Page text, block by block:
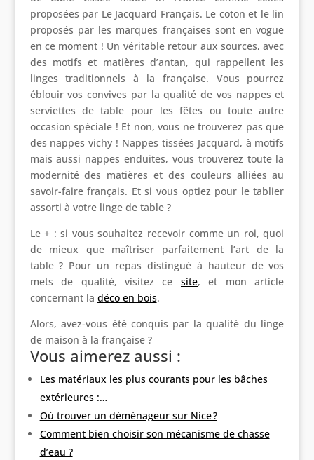
proposées par Le Jacquard Français. Le coton et le lin
proposés par les marques françaises sont en vogue
en ce moment ! Un véritable retour aux sources, avec
des motifs et matières d’antan, qui rappellent les
linges traditionnels à la française. Vous pourrez
éblouir vos convives par la qualité de vos nappes et
serviettes de table pour les fêtes ou toute autre
occasion spéciale ! Et non, vous ne trouverez pas que
des nappes vichy ! Nappes tissées Jacquard, à motifs
mais aussi nappes enduites, vous trouverez toute la
modernité des matières et des couleurs alliées au
savoir-faire français. Et si vous optiez pour le tablier
assorti à votre linge de table ?
Le + : si vous souhaitez recevoir comme un roi, quoi
de mieux que maîtriser parfaitement l’art de la
table ? Pour un repas distingué à hauteur de vos
mets de qualité, visitez ce site, et mon article
concernant la déco en bois.
Alors, avez-vous été conquis par la qualité du linge
de maison à la française ?
Vous aimerez aussi :
Les matériaux les plus courants pour les bâches
extérieures :…
Où trouver un déménageur sur Nice ?
Comment bien choisir son mécanisme de chasse
d’eau ?